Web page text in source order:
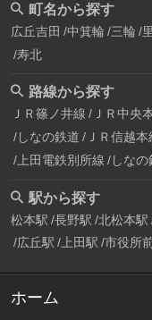
町名から探す
広丘吉田 中箕輪 三輪
寿北
路線から探す
ＪＲ篠ノ井線 ＪＲ中央
しなの鉄道 ＪＲ信越本
上田電鉄別所線 しなの
駅から探す
松本駅 長野駅 北松本駅
広丘駅 上田駅 市役所
ホーム